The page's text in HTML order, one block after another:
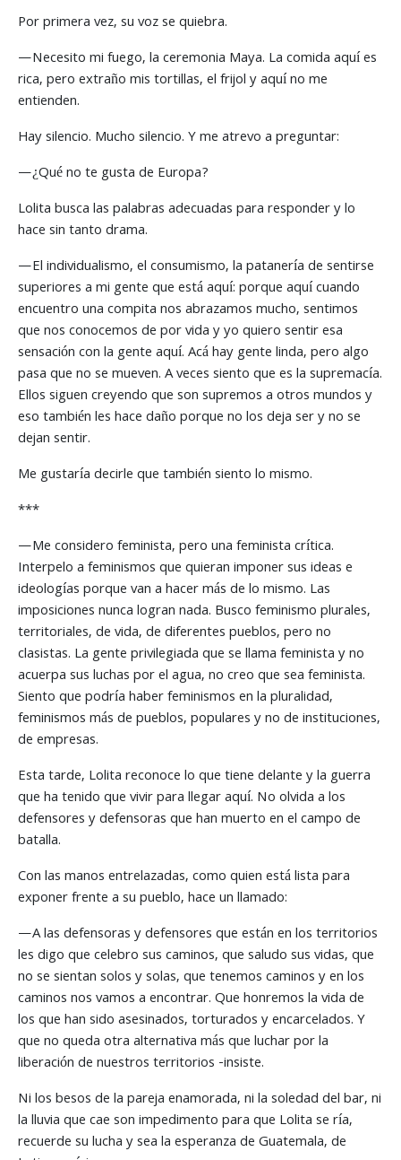
Por primera vez, su voz se quiebra.
—Necesito mi fuego, la ceremonia Maya. La comida aquí es
rica, pero extraño mis tortillas, el frijol y aquí no me
entienden.
Hay silencio. Mucho silencio. Y me atrevo a preguntar:
—¿Qué no te gusta de Europa?
Lolita busca las palabras adecuadas para responder y lo
hace sin tanto drama.
—El individualismo, el consumismo, la patanería de sentirse
superiores a mi gente que está aquí: porque aquí cuando
encuentro una compita nos abrazamos mucho, sentimos
que nos conocemos de por vida y yo quiero sentir esa
sensación con la gente aquí. Acá hay gente linda, pero algo
pasa que no se mueven. A veces siento que es la supremacía.
Ellos siguen creyendo que son supremos a otros mundos y
eso también les hace daño porque no los deja ser y no se
dejan sentir.
Me gustaría decirle que también siento lo mismo.
***
—Me considero feminista, pero una feminista crítica.
Interpelo a feminismos que quieran imponer sus ideas e
ideologías porque van a hacer más de lo mismo. Las
imposiciones nunca logran nada. Busco feminismo plurales,
territoriales, de vida, de diferentes pueblos, pero no
clasistas. La gente privilegiada que se llama feminista y no
acuerpa sus luchas por el agua, no creo que sea feminista.
Siento que podría haber feminismos en la pluralidad,
feminismos más de pueblos, populares y no de instituciones,
de empresas.
Esta tarde, Lolita reconoce lo que tiene delante y la guerra
que ha tenido que vivir para llegar aquí. No olvida a los
defensores y defensoras que han muerto en el campo de
batalla.
Con las manos entrelazadas, como quien está lista para
exponer frente a su pueblo, hace un llamado:
—A las defensoras y defensores que están en los territorios
les digo que celebro sus caminos, que saludo sus vidas, que
no se sientan solos y solas, que tenemos caminos y en los
caminos nos vamos a encontrar. Que honremos la vida de
los que han sido asesinados, torturados y encarcelados. Y
que no queda otra alternativa más que luchar por la
liberación de nuestros territorios -insiste.
Ni los besos de la pareja enamorada, ni la soledad del bar, ni
la lluvia que cae son impedimento para que Lolita se ría,
recuerde su lucha y sea la esperanza de Guatemala, de